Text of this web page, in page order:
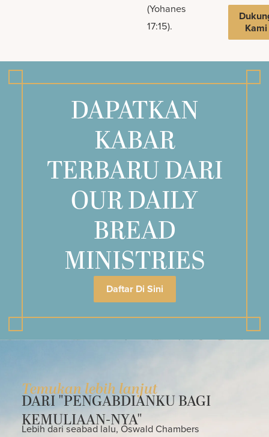
(Yohanes
17:15).
Kami
DAPATKAN
KABAR
TERBARU DARI
OUR DAILY
BREAD
MINISTRIES
Daftar Di Sini
Temukan lebih lanjut
DARI "PENGABDIANKU BAGI
KEMULIAAN-NYA"
Lebih dari seabad lalu, Oswald Chambers